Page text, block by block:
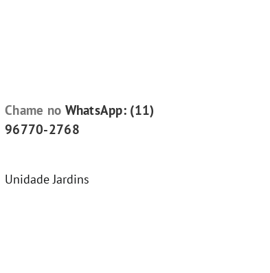
Chame no WhatsApp: (11)
96770-2768
Unidade Jardins